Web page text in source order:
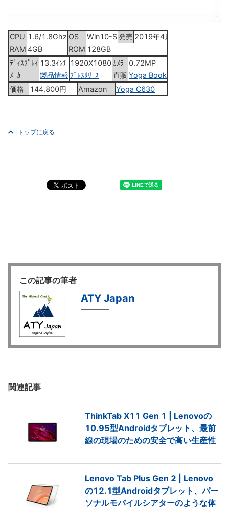
CPU 1.6/1.8Ghz OS Win10-S発売 2019年4月19日
RAM 4GB ROM 128GB
ﾃﾞｨｽﾌﾟﾚｲ 13.3ｲﾝﾁ 1920X1080 ｶﾒﾗ
0.72MP
ﾒｰｶｰ
製品情報 ﾌﾟﾚｽﾘﾘｰｽ 直販 Yoga Book C930
価格
144,800円 Amazon Yoga C630
トップに戻る
この記事の筆者
ATY Japan
関連記事
ThinkTab X11 Gen 1 | Lenovoの
10.95型Androidタブレット、最前
線の現場のための安全で高い生産性
Lenovo Tab Plus Gen 2 | Lenovo
の12.1型Androidタブレット、パー
ソナルモバイルシアターのような体